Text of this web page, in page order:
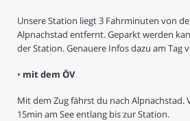
Unsere Station liegt 3 Fahrminuten von
Alpnachstad entfernt. Geparkt werden
der Station. Genauere Infos dazu am Tag
• mit dem ÖV
Mit dem Zug fährst du nach Alpnachstad.
15min am See entlang bis zur Station.